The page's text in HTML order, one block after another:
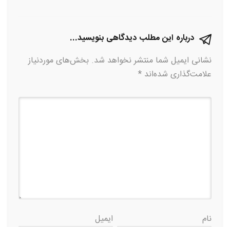
درباره این مطلب دیدگاهی بنویسید...
نشانی ایمیل شما منتشر نخواهد شد. بخش‌های موردنیاز
علامت‌گذاری شده‌اند *
نام ایمیل